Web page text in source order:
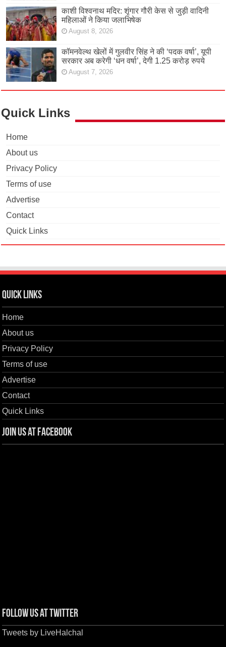
काशी विश्वनाथ मदिर: शृंगार गौरी केस से जुड़ी वादिनी
महिलाओं ने किया जलाभिषेक
August 8, 2026
कॉमनवेल्थ खेलों में गुलवीर सिंह ने की ‘पदक वर्षा’, यूपी
सरकार अब करेगी ‘धन वर्षा’, देगी 1.25 करोड़ रुपये
August 7, 2026
Quick Links
Home
About us
Privacy Policy
Terms of use
Advertise
Contact
Quick Links
Quick Links
Home
About us
Privacy Policy
Terms of use
Advertise
Contact
Quick Links
Join us at Facebook
Follow us at Twitter
Tweets by LiveHalchal